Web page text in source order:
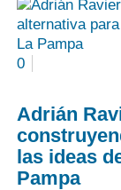
0
Adrián
las ideas
Pampa